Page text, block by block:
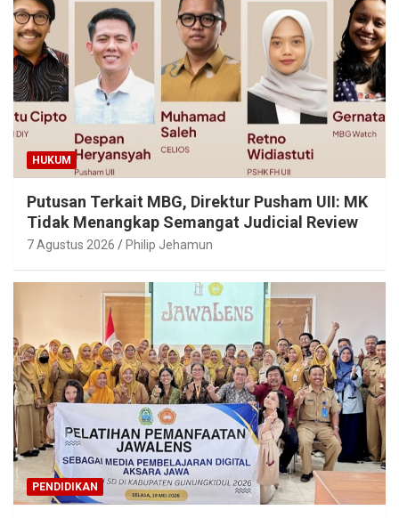
HUKUM
Putusan Terkait MBG, Direktur Pusham UII: MK
Tidak Menangkap Semangat Judicial Review
7 Agustus 2026 Philip Jehamun
PENDIDIKAN